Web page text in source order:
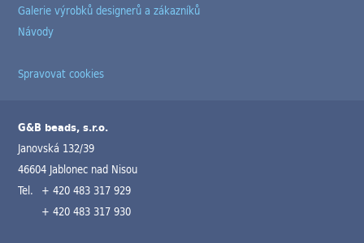
Galerie výrobků designerů a zákazníků
Návody
Spravovat cookies
G&B beads, s.r.o.
Janovská 132/39
46604 Jablonec nad Nisou
Tel. + 420 483 317 929
+ 420 483 317 930